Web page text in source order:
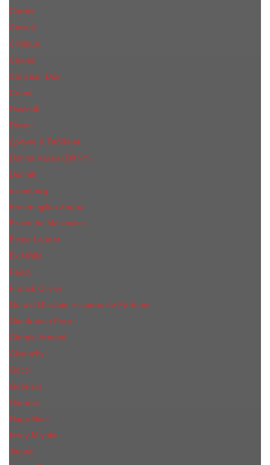
Cartier
Cerruti
Сliniquе
Chanel
Christian Dior
Creed
Davidoff
Diesel
Дольче & Габбана
Donna Karan (DKNY)
Dunhill
Eisenberg
Ermenegildo Zegna
Escentric Molecules
Еsteе Lаudеr
Ex Nihilo
Fendi
Franck Olivier
Gerald Ghislain Histoires de Parfums
Gianfranco Ferre
Giorgio Armani
Givenchy
Gucci
Guerlain
Hermes
Hugo Boss
Issey Miyake
Jaguar